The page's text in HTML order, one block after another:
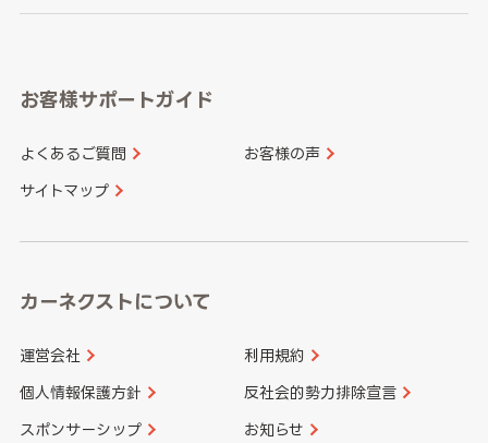
愛知県
和歌山県
山口県
香川県 愛媛県
長崎県
大分県 宮崎県
お客様サポートガイド
よくあるご質問 お客様の声
サイトマップ
カーネクストについて
運営会社 利用規約
個人情報保護方針 反社会的勢力排除宣言
スポンサーシップ お知らせ